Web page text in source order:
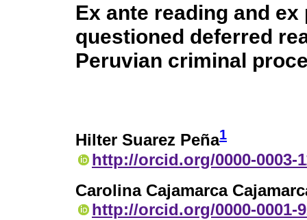
Ex ante reading and
questioned deferred
Peruvian criminal
Hilter Suarez Peña1
http://orcid.org/0000-0003-
Carolina Cajamarca
http://orcid.org/0000-0001-